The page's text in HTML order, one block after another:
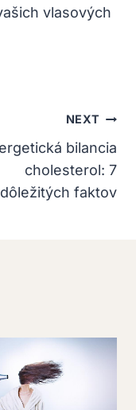
vlasových
NEXT
bilancia
cholesterol: 7
dôležitých faktov